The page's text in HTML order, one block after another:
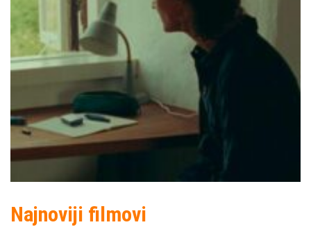
Najnoviji filmovi